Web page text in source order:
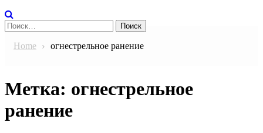
Найти:
Home огнестрельное ранение
Метка: огнестрельное
ранение